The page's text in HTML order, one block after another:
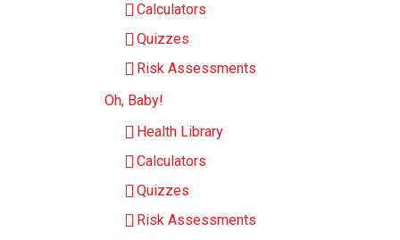
Calculators
Quizzes
Risk Assessments
Oh, Baby!
Health Library
Calculators
Quizzes
Risk Assessments